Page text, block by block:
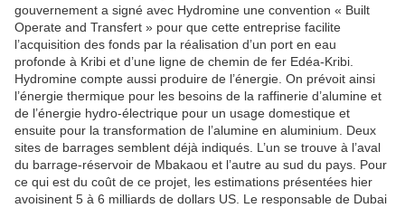
gouvernement a signé avec Hydromine une convention « Built
Operate and Transfert » pour que cette entreprise facilite
l’acquisition des fonds par la réalisation d’un port en eau
profonde à Kribi et d’une ligne de chemin de fer Edéa-Kribi.
Hydromine compte aussi produire de l’énergie. On prévoit ainsi
l’énergie thermique pour les besoins de la raffinerie d’alumine et
de l’énergie hydro-électrique pour un usage domestique et
ensuite pour la transformation de l’alumine en aluminium. Deux
sites de barrages semblent déjà indiqués. L’un se trouve à l’aval
du barrage-réservoir de Mbakaou et l’autre au sud du pays. Pour
ce qui est du coût de ce projet, les estimations présentées hier
avoisinent 5 à 6 milliards de dollars US. Le responsable de Dubai